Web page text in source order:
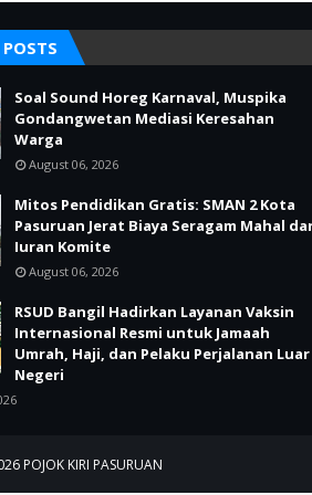
Soal Sound Horeg Karnaval, Muspika
Gondangwetan Mediasi Keresahan
Warga
August 06, 2026
Mitos Pendidikan Gratis: SMAN 2 Kota
Pasuruan Jerat Biaya Seragam Mahal
Iuran Komite
August 06, 2026
RSUD Bangil Hadirkan Layanan Vaksin
Internasional Resmi untuk Jamaah
Umrah, Haji, dan Pelaku Perjalanan Luar
Negeri
POJOK KIRI PASURUAN